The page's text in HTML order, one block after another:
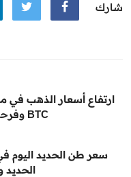
شارك
ارتفاع أسعار الذهب في
BTC وفرحة كبيرة لاصحاب ال...
الحديد